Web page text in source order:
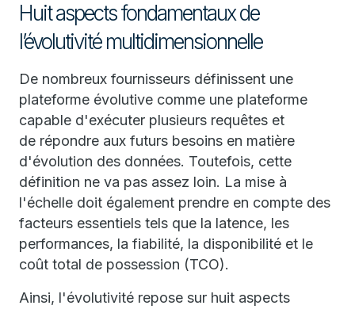
Huit aspects fondamentaux de
l’évolutivité multidimensionnelle
De nombreux fournisseurs définissent une
plateforme évolutive comme une plateforme
capable d'exécuter plusieurs requêtes et
de répondre aux futurs besoins en matière
d'évolution des données. Toutefois, cette
définition ne va pas assez loin. La mise à
l'échelle doit également prendre en compte des
facteurs essentiels tels que la latence, les
performances, la fiabilité, la disponibilité et le
coût total de possession (TCO).
Ainsi, l'évolutivité repose sur huit aspects